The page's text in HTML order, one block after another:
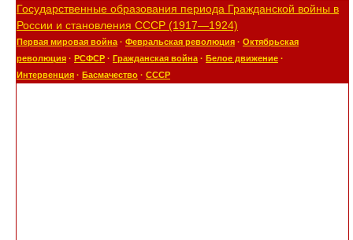
Государственные образования периода Гражданской войны в
России и становления СССР (1917—1924)
Первая мировая война · Февральская революция · Октябрьская
революция · РСФСР · Гражданская война · Белое движение ·
Интервенция · Басмачество · СССР